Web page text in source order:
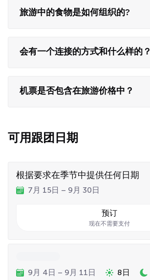
旅游中的食物是如何组织的?
会有一个连接的方式和什么样的？
机票是否包含在旅游价格中？
可用跟团日期
根据要求在季节中提供任何日期
7月 15日 – 9月 30日
预订
现在不需要支付
9月 4日 – 9月 11日 8日